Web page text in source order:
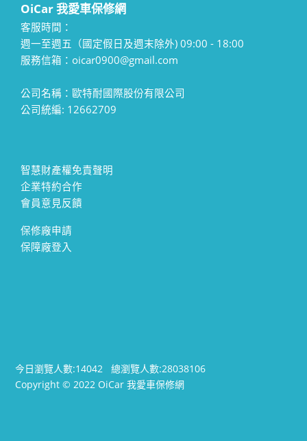
OiCar 我愛車保修網
客服時間：
週一至週五（國定假日及週末除外) 09:00 - 18:00
服務信箱：oicar0900@gmail.com
公司名稱：歐特耐國際股份有限公司
公司統編: 12662709
智慧財產權免責聲明
企業特約合作
會員意見反饋
保修廠申請
保障廠登入
今日瀏覽人數:14042總瀏覽人數:28038106
Copyright © 2022 OiCar 我愛車保修網